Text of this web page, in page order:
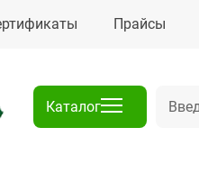
Прайсы
Каталог